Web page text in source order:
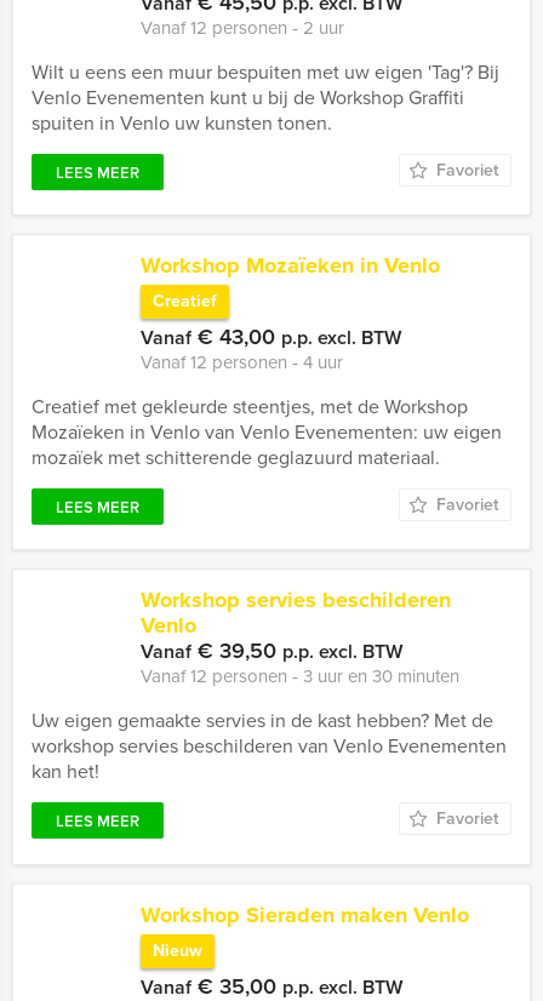
Vanaf 12 personen ‐ 2 uur
Wilt u eens een muur bespuiten met uw eigen 'Tag'? Bij
Venlo Evenementen kunt u bij de Workshop Graffiti
spuiten in Venlo uw kunsten tonen.
LEES MEER Favoriet
Workshop Mozaïeken in Venlo
Creatief
Vanaf€ 43,00 p.p. excl. BTW
Vanaf 12 personen ‐ 4 uur
Creatief met gekleurde steentjes, met de Workshop
Mozaïeken in Venlo van Venlo Evenementen: uw eigen
mozaïek met schitterende geglazuurd materiaal.
LEES MEER Favoriet
Workshop servies beschilderen
Venlo
Vanaf€ 39,50 p.p. excl. BTW
Vanaf 12 personen ‐ 3 uur en 30 minuten
Uw eigen gemaakte servies in de kast hebben? Met de
workshop servies beschilderen van Venlo Evenementen
kan het!
LEES MEER Favoriet
Workshop Sieraden maken Venlo
Nieuw
Vanaf€ 35,00 p.p. excl. BTW